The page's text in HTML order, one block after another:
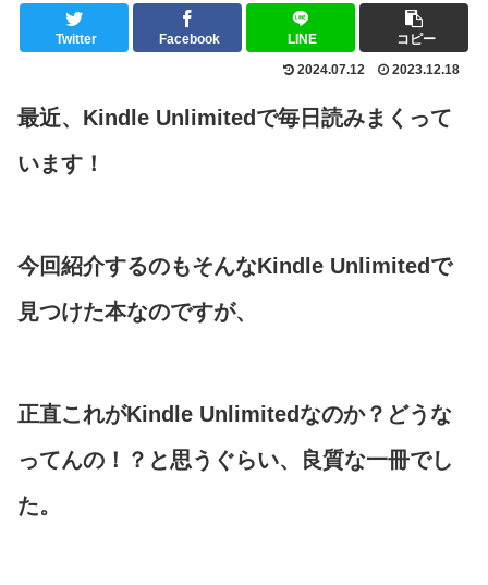
Twitter Facebook LINE
コピー
2024.07.12
2023.12.18
最近、Kindle Unlimitedで毎日読みまくって
います！
今回紹介するのもそんなKindle Unlimitedで
見つけた本なのですが、
正直これがKindle Unlimitedなのか？どうな
ってんの！？と思うぐらい、良質な一冊でし
た。